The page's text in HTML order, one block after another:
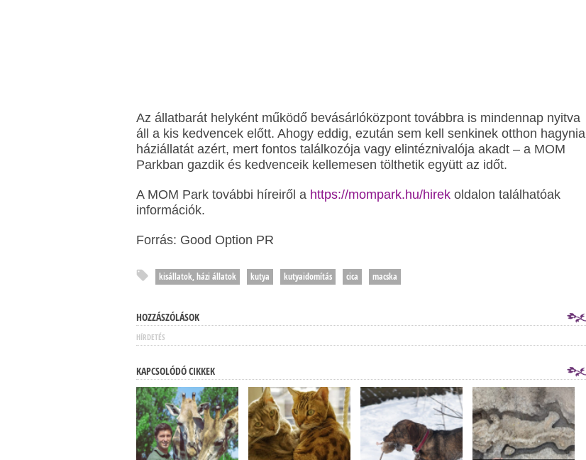
Az állatbarát helyként működő bevásárlóközpont továbbra is mindennap nyitva
áll a kis kedvencek előtt. Ahogy eddig, ezután sem kell senkinek otthon hagynia
háziállatát azért, mert fontos találkozója vagy elintéznivalója akadt – a MOM
Parkban gazdik és kedvenceik kellemesen tölthetik együtt az időt.
A MOM Park további híreiről a https://mompark.hu/hirek oldalon találhatóak
információk.
Forrás: Good Option PR
kisállatok, házi állatok kutya kutyaidomítás cica macska
HOZZÁSZÓLÁSOK
HÍRDETÉS
KAPCSOLÓDÓ CIKKEK